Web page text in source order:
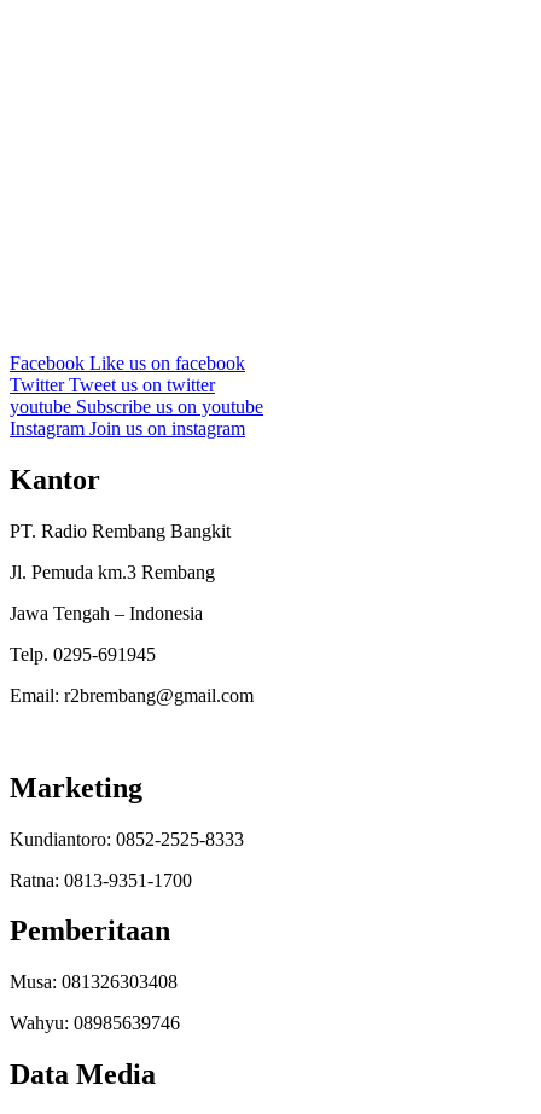
Facebook Like us on facebook
TwitterTweet us on twitter
youtube Subscribe us on youtube
Instagram Join us on instagram
Kantor
PT. Radio Rembang Bangkit
Jl. Pemuda km.3 Rembang
Jawa Tengah – Indonesia
Telp. 0295-691945
Email: r2brembang@gmail.com
Marketing
Kundiantoro: 0852-2525-8333
Ratna: 0813-9351-1700
Pemberitaan
Musa: 081326303408
Wahyu: 08985639746
Data Media